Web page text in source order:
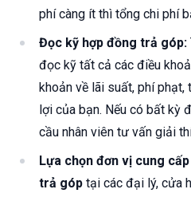
phí càng ít thì tổng chi phí
Đọc kỹ hợp đồng trả góp:
đọc kỹ tất cả các điều
khoản về lãi suất, phí phạt,
lợi của bạn. Nếu có bất kỳ
cầu nhân viên tư vấn giải
Lựa chọn đơn vị cung
trả góp tại các đại lý, cửa